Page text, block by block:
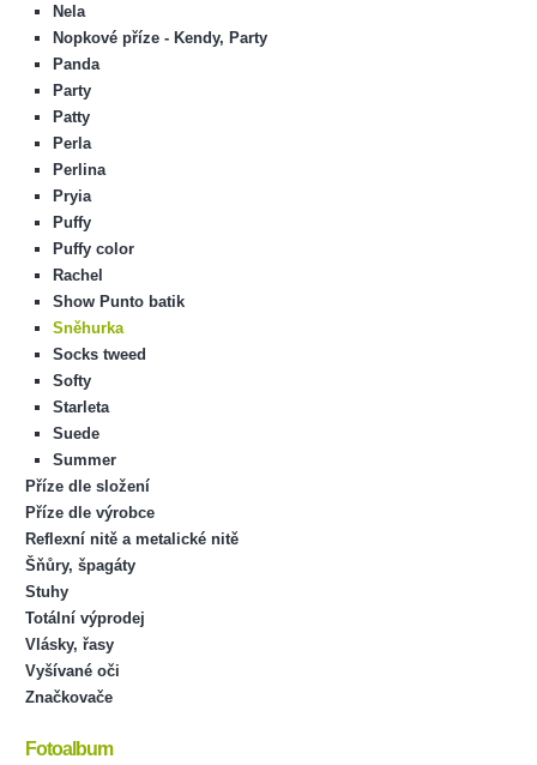
Nela
Nopkové příze - Kendy, Party
Panda
Party
Patty
Perla
Perlina
Pryia
Puffy
Puffy color
Rachel
Show Punto batik
Sněhurka
Socks tweed
Softy
Starleta
Suede
Summer
Příze dle složení
Příze dle výrobce
Reflexní nitě a metalické nitě
Šňůry, špagáty
Stuhy
Totální výprodej
Vlásky, řasy
Vyšívané oči
Značkovače
Fotoalbum